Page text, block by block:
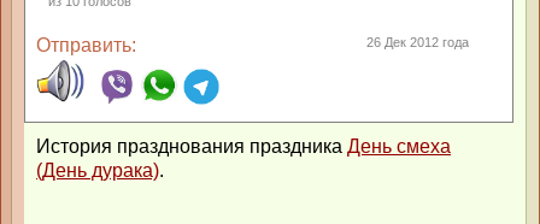
Отправить: 26 Дек 2012 года
История празднования праздника День смеха
(День дурака).